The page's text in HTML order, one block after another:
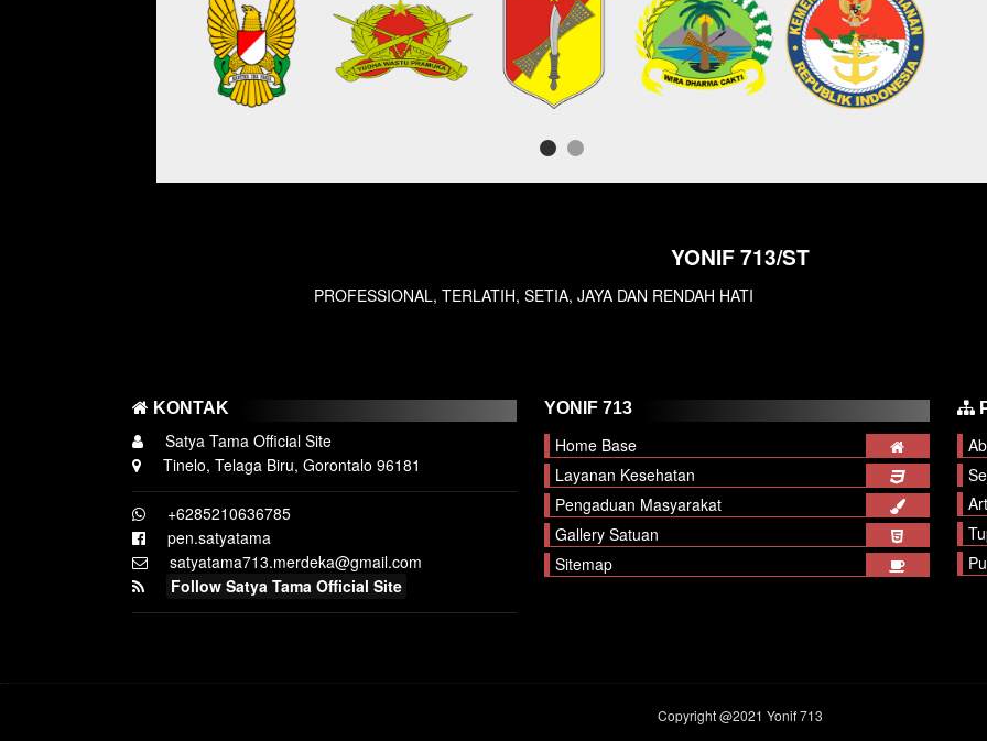
YONIF 713/ST
PROFESSIONAL, TERLATIH, SETIA, JAYA DAN RENDAH HATI
KONTAK
Satya Tama Official Site
Tinelo, Telaga Biru, Gorontalo 96181
+6285210636785
pen.satyatama
satyatama713.merdeka@gmail.com
Follow Satya Tama Official Site
YONIF 713
Home Base
Layanan Kesehatan
Pengaduan Masyarakat
Gallery Satuan
Sitemap
Copyright @2021 Yonif 713